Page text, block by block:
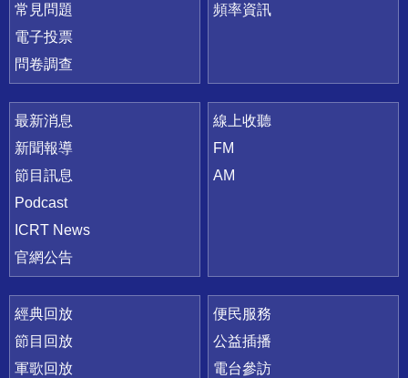
常見問題
電子投票
問卷調查
頻率資訊
最新消息
新聞報導
節目訊息
Podcast
ICRT News
官網公告
線上收聽
FM
AM
經典回放
節目回放
軍歌回放
便民服務
公益插播
電台參訪